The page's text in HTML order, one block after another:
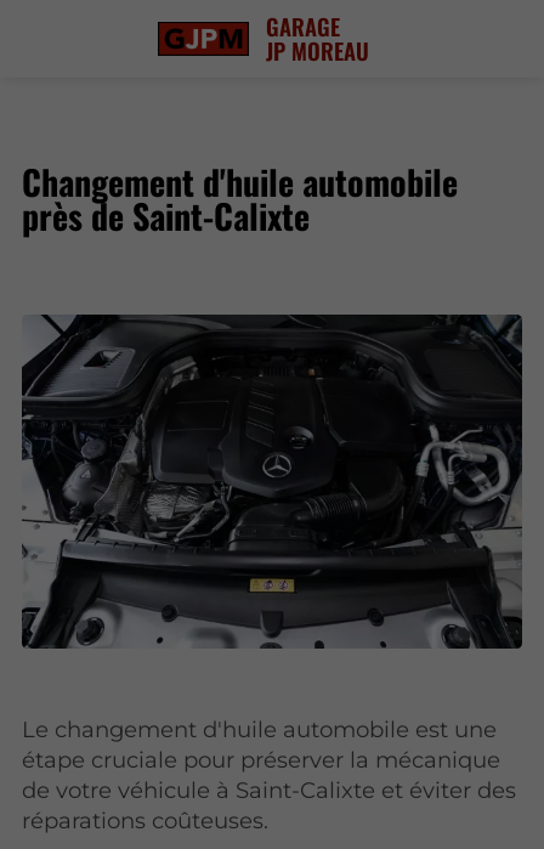
GARAGE
JP MOREAU
Changement d'huile automobile
près de Saint-Calixte
Le changement d'huile automobile est une
étape cruciale pour préserver la mécanique
de votre véhicule à Saint-Calixte et éviter des
réparations coûteuses.